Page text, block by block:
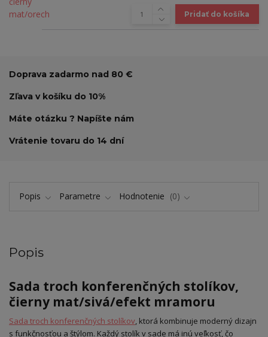
Pridať do košíka
Doprava zadarmo nad 80 €
Zľava v košíku do 10%
Máte otázku ? Napíšte nám
Vrátenie tovaru do 14 dní
Popis Parametre Hodnotenie 0
Popis
Sada troch konferenčných stolíkov,
čierny mat/sivá/efekt mramoru
Sada troch konferenčných stolíkov, ktorá kombinuje moderný dizajn
s funkčnosťou a štýlom. Každý stolík v sade má inú veľkosť, čo